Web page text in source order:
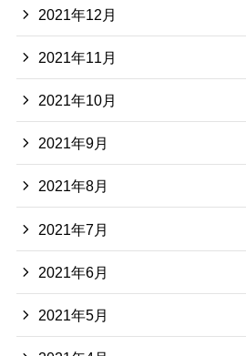
2021年12月
2021年11月
2021年10月
2021年9月
2021年8月
2021年7月
2021年6月
2021年5月